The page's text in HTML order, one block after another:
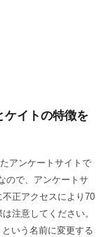
ケイトの特徴を
アンケートサイトで
ので、アンケートサ
正アクセスにより70
注意してください。
いう名前に変更する